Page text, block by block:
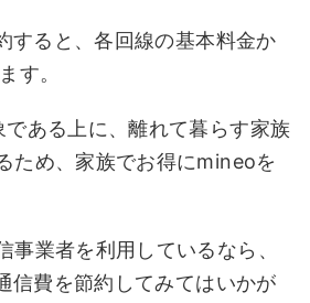
すると、各回線の基本料金か
す。
ある上に、離れて暮らす家族
ため、家族でお得にmineoを
事業者を利用しているなら、
信費を節約してみてはいかが